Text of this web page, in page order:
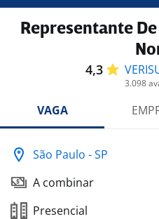
Representante
4,3
3.098
VAGA
São Paulo - SP
A combinar
Presencial